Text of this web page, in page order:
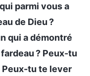
parmi vous a
de Dieu ?
qui a démontré
? Peux-tu
Peux-tu te lever